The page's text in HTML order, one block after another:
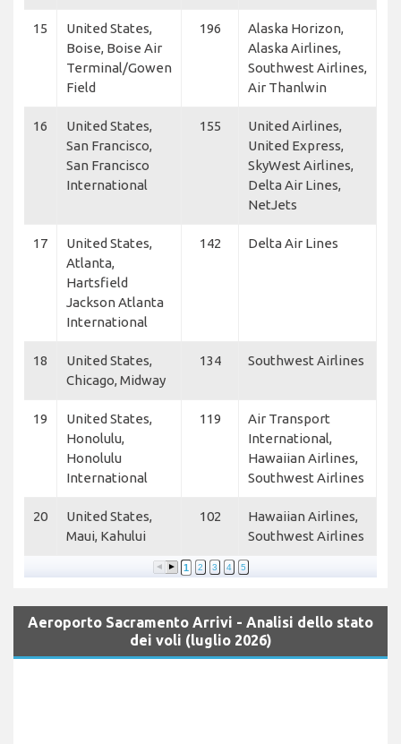
15
United States,
Boise, Boise Air
Terminal/Gowen
Field
196
Alaska Horizon,
Alaska Airlines,
Southwest Airlines,
Air Thanlwin
16
United States,
San Francisco,
San Francisco
International
155
United Airlines,
United Express,
SkyWest Airlines,
Delta Air Lines,
NetJets
17
United States,
Atlanta,
Hartsfield
Jackson Atlanta
International
142 Delta Air Lines
18
United States,
Chicago, Midway
134 Southwest Airlines
19
United States,
Honolulu,
Honolulu
International
119
Air Transport
International,
Hawaiian Airlines,
Southwest Airlines
20
United States,
Maui, Kahului
102
Hawaiian Airlines,
Southwest Airlines
1 2 3 4 5
Aeroporto Sacramento Arrivi - Analisi dello stato
dei voli (luglio 2026)